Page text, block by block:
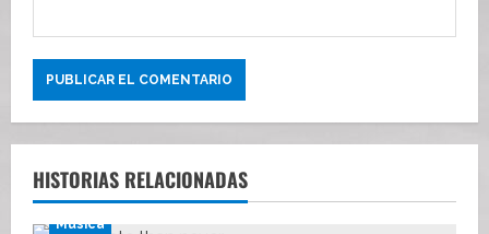
HISTORIAS RELACIONADAS
Música